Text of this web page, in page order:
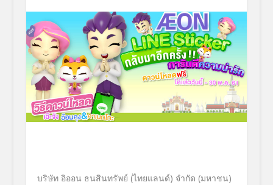
บริษัท อิออน ธนสินทรัพย์ (ไทยแลนด์) จำกัด (มหาชน)